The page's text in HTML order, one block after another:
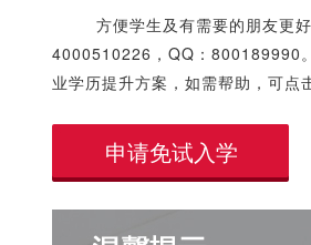
方便学生及有需要的朋友更
4000510226，QQ：800189990
业学历提升方案，如需帮助，可点
申请免试入学